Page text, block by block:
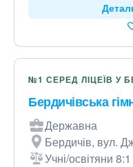
№1 СЕРЕД ЛІЦЕЇВ У
Бердичівська
Державна
Бердичів, вул.
Учні/освітяни 8:1